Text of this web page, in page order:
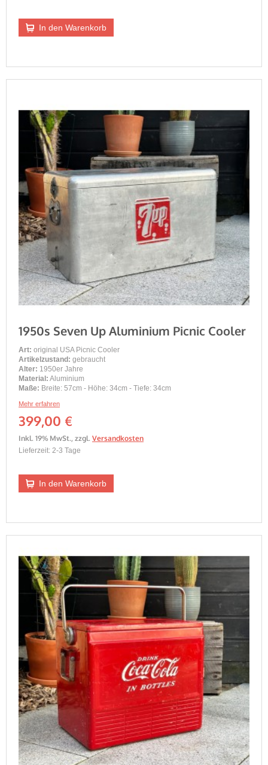
In den Warenkorb
1950s Seven Up Aluminium Picnic Cooler
Art: original USA Picnic Cooler
Artikelzustand: gebraucht
Alter: 1950er Jahre
Material: Aluminium
Maße: Breite: 57cm - Höhe: 34cm - Tiefe: 34cm
Mehr erfahren
399,00 €
Inkl. 19% MwSt., zzgl. Versandkosten
Lieferzeit: 2-3 Tage
In den Warenkorb